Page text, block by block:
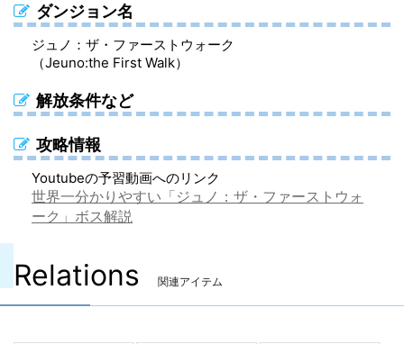
ダンジョン名
ジュノ：ザ・ファーストウォーク
（Jeuno:the First Walk）
解放条件など
攻略情報
Youtubeの予習動画へのリンク
世界一分かりやすい「ジュノ：ザ・ファーストウォ
ーク」ボス解説
Relations 関連アイテム